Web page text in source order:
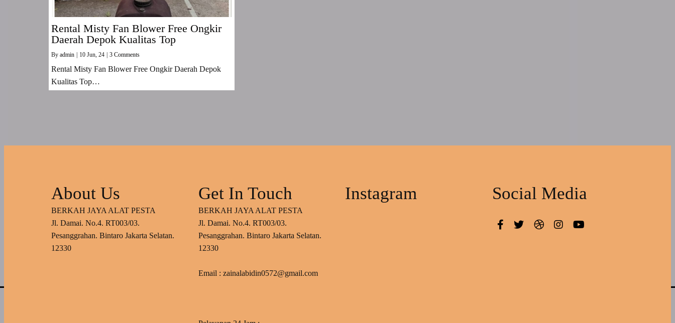
Rental Misty Fan Blower Free Ongkir
Daerah Depok Kualitas Top
By admin 10 Jun, 24 3 Comments
Rental Misty Fan Blower Free Ongkir Daerah Depok
Kualitas Top…
About Us
BERKAH JAYA ALAT PESTA
Jl. Damai. No.4. RT003/03.
Pesanggrahan. Bintaro Jakarta Selatan.
12330
Get In Touch
BERKAH JAYA ALAT PESTA
Jl. Damai. No.4. RT003/03.
Pesanggrahan. Bintaro Jakarta Selatan.
12330
Email : zainalabidin0572@gmail.com
Instagram Social Media